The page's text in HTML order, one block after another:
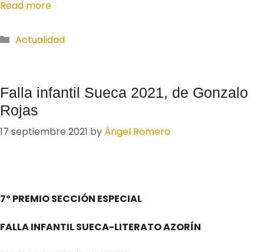
Read more
Actualidad
Falla infantil Sueca 2021, de Gonzalo
Rojas
17 septiembre 2021 by Ángel Romero
7º PREMIO SECCIÓN ESPECIAL
FALLA INFANTIL SUECA-LITERATO AZORÍN